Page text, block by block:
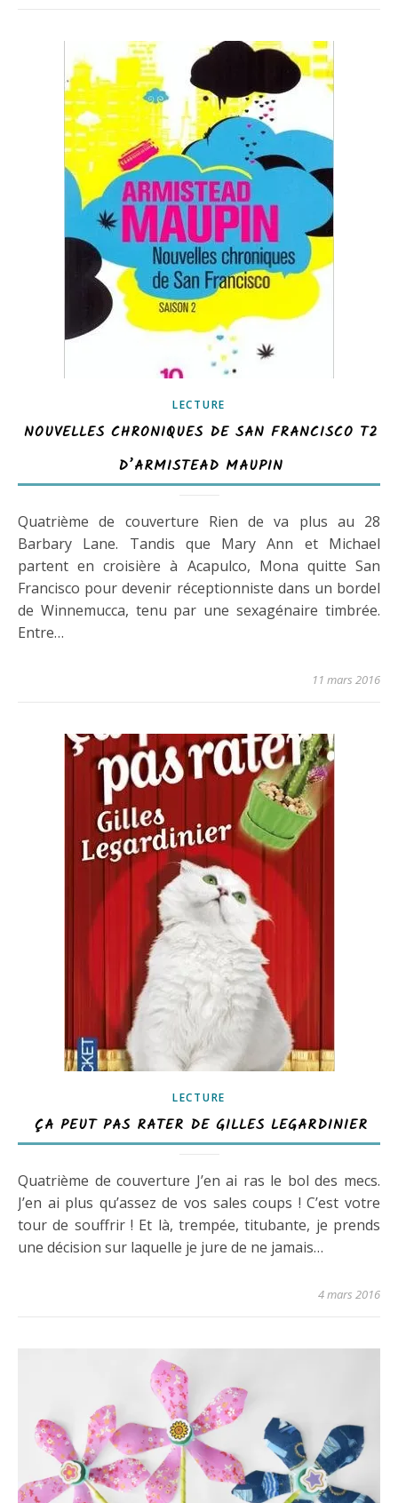
LECTURE
NOUVELLES CHRONIQUES DE SAN FRANCISCO T2
D’ARMISTEAD MAUPIN
Quatrième de couverture Rien de va plus au 28
Barbary Lane. Tandis que Mary Ann et Michael
partent en croisière à Acapulco, Mona quitte San
Francisco pour devenir réceptionniste dans un bordel
de Winnemucca, tenu par une sexagénaire timbrée.
Entre…
11 mars 2016
LECTURE
ÇA PEUT PAS RATER DE GILLES LEGARDINIER
Quatrième de couverture J’en ai ras le bol des mecs.
J’en ai plus qu’assez de vos sales coups ! C’est votre
tour de souffrir ! Et là, trempée, titubante, je prends
une décision sur laquelle je jure de ne jamais…
4 mars 2016